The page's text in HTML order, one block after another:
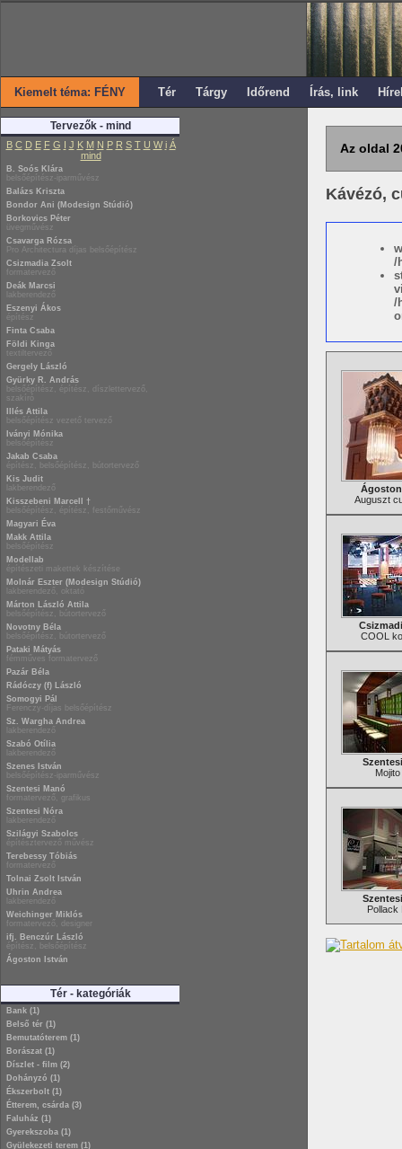
Kiemelt téma: FÉNY Tér Tárgy Időrend Írás, link
Tervezők - mind
B C D E F G I J K M N P R S T U W i Á
mind
B. Soós Klára
belsőépítész-iparművész
Balázs Kriszta
Bondor Ani (Modesign Stúdió)
Borkovics Péter
üvegművész
Csavarga Rózsa
Pro Architectura díjas belsőépítész
Csizmadia Zsolt
formatervező
Deák Marcsi
lakberendező
Eszenyi Ákos
építész
Finta Csaba
Földi Kinga
textiltervező
Gergely László
Gyürky R. András
belsőépítész, építész, díszlettervező,
szakíró
Illés Attila
belsőépítész vezető tervező
Iványi Mónika
belsőépítész
Jakab Csaba
építész, belsőépítész, bútortervező
Kis Judit
lakberendező
Kisszebeni Marcell †
belsőépítész, építész, festőművész
Magyari Éva
Makk Attila
belsőépítész
Modellab
építészeti makettek készítése
Molnár Eszter (Modesign Stúdió)
lakberendező, oktató
Márton László Attila
belsőépítész, bútortervező
Novotny Béla
belsőépítész, bútortervező
Pataki Mátyás
fémműves formatervező
Pazár Béla
Rádóczy (f) László
Somogyi Pál
Ferenczy-díjas belsőépítész
Sz. Wargha Andrea
lakberendező
Szabó Otília
lakberendező
Szenes István
belsőépítész-iparművész
Szentesi Manó
formatervező, grafikus
Szentesi Nóra
lakberendező
Szilágyi Szabolcs
építésztervező művész
Terebessy Tóbiás
formatervező
Tolnai Zsolt István
Uhrin Andrea
lakberendező
Weichinger Miklós
formatervező, designer
ifj. Benczúr László
építész, belsőépítész
Ágoston István
Tér - kategóriák
Bank (1)
Belső tér (1)
Bemutatóterem (1)
Borászat (1)
Díszlet - film (2)
Dohányzó (1)
Ékszerbolt (1)
Étterem, csárda (3)
Faluház (1)
Gyerekszoba (1)
Gyülekezeti terem (1)
Az oldal
Kávézó,
/
/
Auguszt
COOL
Pollack